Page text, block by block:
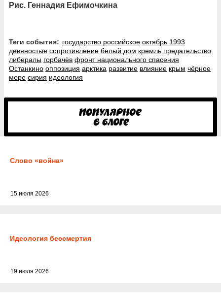
Рис. Геннадия Ефимочкина
Теги события: государство российское октябрь 1993
девяностые сопротивление белый дом кремль предательство
либералы горбачёв фронт национального спасения
Останкино оппозиция арктика развитие влияние крым чёрное
море сирия идеология
Слово «война»
15 июля 2026
Идеология бессмертия
19 июля 2026